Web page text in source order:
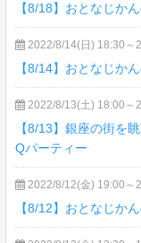
【8/18】おとなじか
2022/8/14(日) 18:30～
【8/14】おとなじか
2022/8/13(土) 18:00～
【8/13】銀座の街を
Qパーティー
2022/8/12(金) 19:00～
【8/12】おとなじか